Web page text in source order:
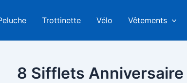
Trottinette Vélo Vêtements
8 Sifflets Anniversaire